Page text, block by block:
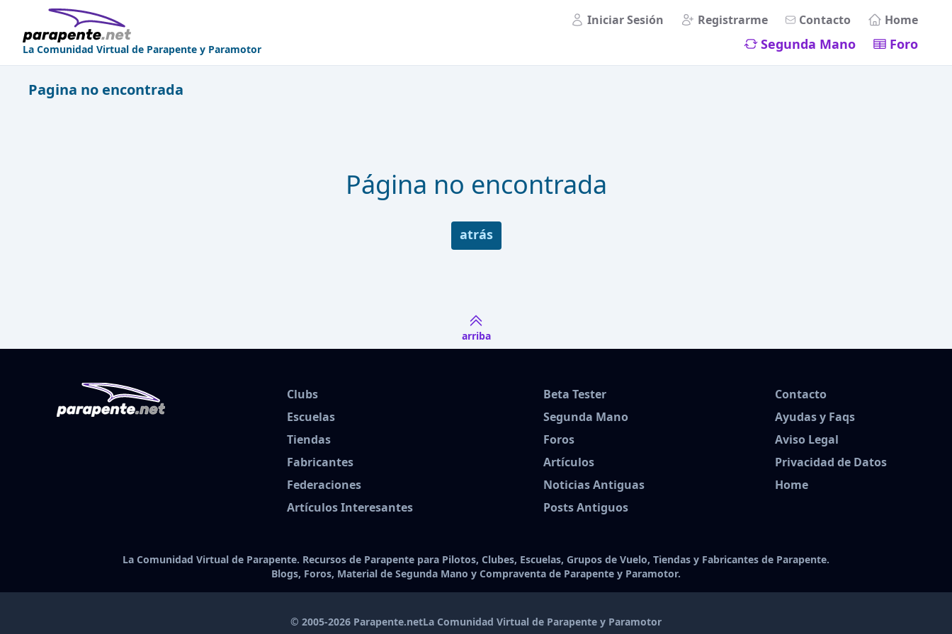
La Comunidad Virtual de Parapente y Paramotor
Iniciar Sesión Registrarme Contacto Home
Segunda Mano Foro
Pagina no encontrada
Página no encontrada
atrás
arriba
Clubs
Escuelas
Tiendas
Fabricantes
Federaciones
Artículos Interesantes
Beta Tester
Segunda Mano
Foros
Artículos
Noticias Antiguas
Posts Antiguos
Contacto
Ayudas y Faqs
Aviso Legal
Privacidad de Datos
Home
La Comunidad Virtual de Parapente. Recursos de Parapente para Pilotos, Clubes, Escuelas, Grupos de Vuelo, Tiendas y Fabricantes de Parapente.
Blogs, Foros, Material de Segunda Mano y Compraventa de Parapente y Paramotor.
© 2005-2026 Parapente.netLa Comunidad Virtual de Parapente y Paramotor